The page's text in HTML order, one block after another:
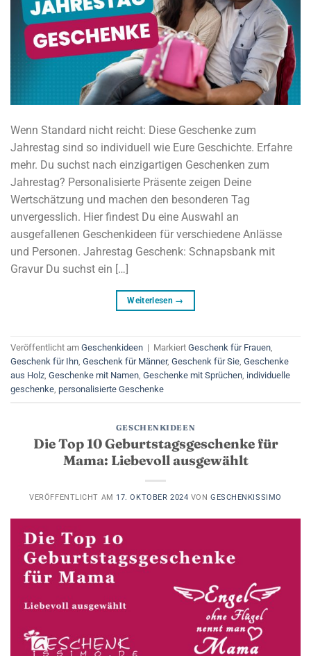
Wenn Standard nicht reicht: Diese Geschenke zum
Jahrestag sind so individuell wie Eure Geschichte. Erfahre
mehr. Du suchst nach einzigartigen Geschenken zum
Jahrestag? Personalisierte Präsente zeigen Deine
Wertschätzung und machen den besonderen Tag
unvergesslich. Hier findest Du eine Auswahl an
ausgefallenen Geschenkideen für verschiedene Anlässe
und Personen. Jahrestag Geschenk: Schnapsbank mit
Gravur Du suchst ein […]
Weiterlesen →
Veröffentlicht am Geschenkideen | Markiert Geschenk für Frauen,
Geschenk für Ihn, Geschenk für Männer, Geschenk für Sie, Geschenke
aus Holz, Geschenke mit Namen, Geschenke mit Sprüchen, individuelle
geschenke, personalisierte Geschenke
GESCHENKIDEEN
Die Top 10 Geburtstagsgeschenke für
Mama: Liebevoll ausgewählt
VERÖFFENTLICHT AM 17. OKTOBER 2024 VONGESCHENKISSIMO